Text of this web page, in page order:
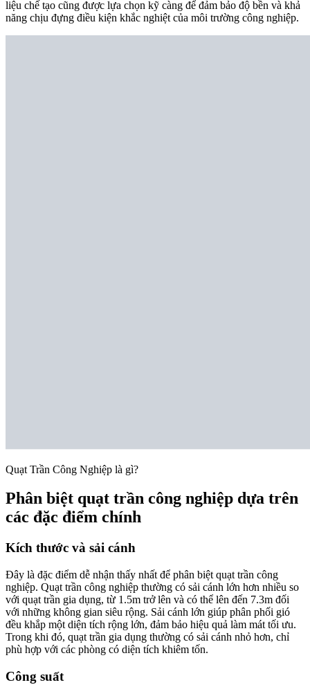
liệu chế tạo cũng được lựa chọn kỹ càng để đảm bảo độ bền và khả
năng chịu đựng điều kiện khắc nghiệt của môi trường công nghiệp.
Quạt Trần Công Nghiệp là gì?
Phân biệt quạt trần công nghiệp dựa trên
các đặc điểm chính
Kích thước và sải cánh
Đây là đặc điểm dễ nhận thấy nhất để phân biệt quạt trần công
nghiệp. Quạt trần công nghiệp thường có sải cánh lớn hơn nhiều so
với quạt trần gia dụng, từ 1.5m trở lên và có thể lên đến 7.3m đối
với những không gian siêu rộng. Sải cánh lớn giúp phân phối gió
đều khắp một diện tích rộng lớn, đảm bảo hiệu quả làm mát tối ưu.
Trong khi đó, quạt trần gia dụng thường có sải cánh nhỏ hơn, chỉ
phù hợp với các phòng có diện tích khiêm tốn.
Công suất